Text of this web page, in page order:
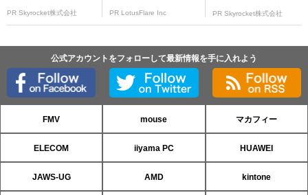
PR Skyrocket株式会社 PR LotusFlare Inc PR Skyrocket株式会社
公式アカウントをフォローして最新情報を手に入れよう
FMV mouse マカフィー
ELECOM iiyama PC HUAWEI
JAWS-UG AMD kintone